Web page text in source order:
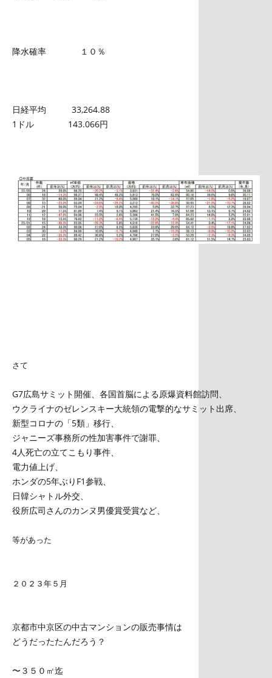
降水確率 １０％
日経平均 33,264.88
1ドル 143.066円
さて
G7広島サミット開催、各国首脳による原爆資料館訪問、
ウクライナのゼレンスキー大統領の電撃的なサミット出席、
新型コロナの「5類」移行、
ジャニーズ事務所の性加害事件で謝罪、
4人死亡の立てこもり事件、
電力値上げ、
ホンダの5年ぶりF1参戦、
日韓シャトル外交、
役所広司さんのカンヌ男優賞受賞など、
等があった
２０２３年５月
京都市中京区の中古マンションの販売事情は
どうだったたんだろう？
〜３５０㎡迄